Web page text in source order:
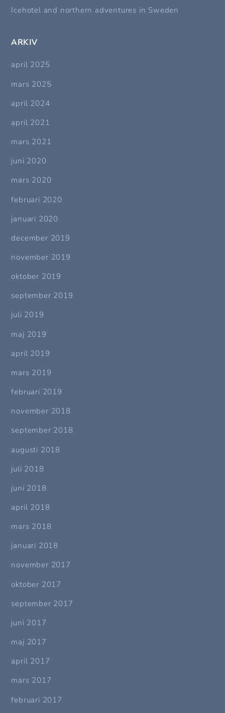
Icehotel and northern adventures in Sweden
ARKIV
april 2025
mars 2025
april 2024
april 2021
mars 2021
juni 2020
mars 2020
februari 2020
januari 2020
december 2019
november 2019
oktober 2019
september 2019
juli 2019
maj 2019
april 2019
mars 2019
februari 2019
november 2018
september 2018
augusti 2018
juli 2018
juni 2018
april 2018
mars 2018
januari 2018
november 2017
oktober 2017
september 2017
juni 2017
maj 2017
april 2017
mars 2017
februari 2017